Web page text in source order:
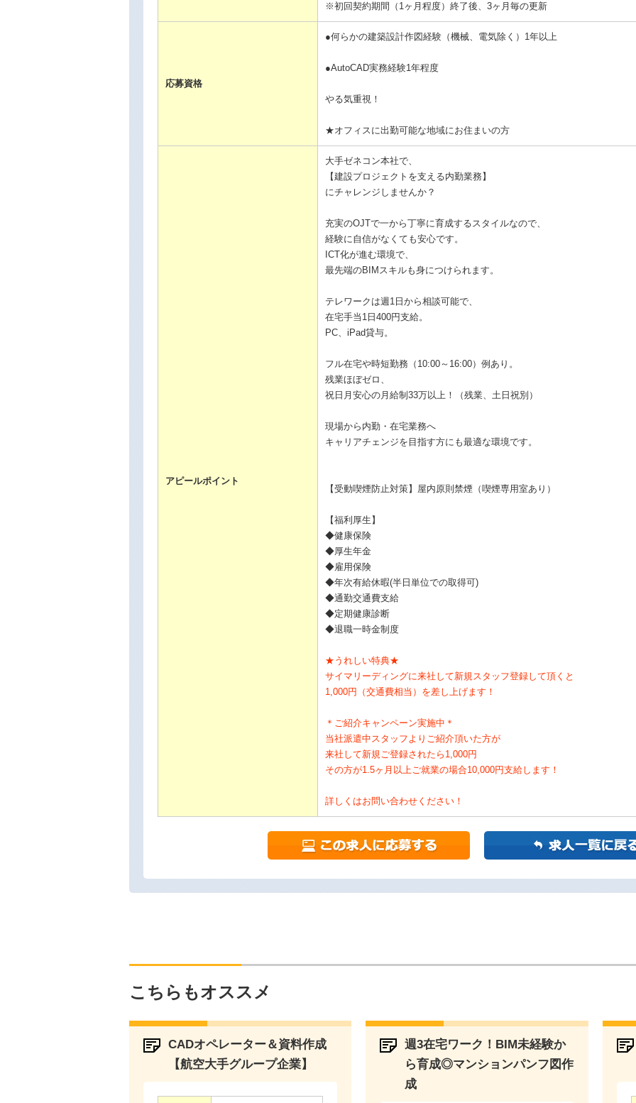
※初回契約期間（1ヶ月程度）終了後、3ヶ月毎の更新
応募資格
●何らかの建築設計作図経験（機械、電気除く）1年以上
●AutoCAD実務経験1年程度
やる気重視！
★オフィスに出勤可能な地域にお住まいの方
アピールポイント
大手ゼネコン本社で、
【建設プロジェクトを支える内勤業務】
にチャレンジしませんか？
充実のOJTで一から丁寧に育成するスタイルなので、
経験に自信がなくても安心です。
ICT化が進む環境で、
最先端のBIMスキルも身につけられます。
テレワークは週1日から相談可能で、
在宅手当1日400円支給。
PC、iPad貸与。
フル在宅や時短勤務（10:00～16:00）例あり。
残業ほぼゼロ、
祝日月安心の月給制33万以上！（残業、土日祝別）
現場から内勤・在宅業務へ
キャリアチェンジを目指す方にも最適な環境です。
【受動喫煙防止対策】屋内原則禁煙（喫煙専用室あり）
【福利厚生】
◆健康保険
◆厚生年金
◆雇用保険
◆年次有給休暇(半日単位での取得可)
◆通勤交通費支給
◆定期健康診断
◆退職一時金制度
★うれしい特典★
サイマリーディングに来社して新規スタッフ登録して頂くと
1,000円（交通費相当）を差し上げます！
＊ご紹介キャンペーン実施中＊
当社派遣中スタッフよりご紹介頂いた方が
来社して新規ご登録されたら1,000円
その方が1.5ヶ月以上ご就業の場合10,000円支給します！
詳しくはお問い合わせください！
こちらもオススメ
CADオペレーター＆資料作成
【航空大手グループ企業】
週3在宅ワーク！BIM未経験か
ら育成◎マンションパンフ図作
成